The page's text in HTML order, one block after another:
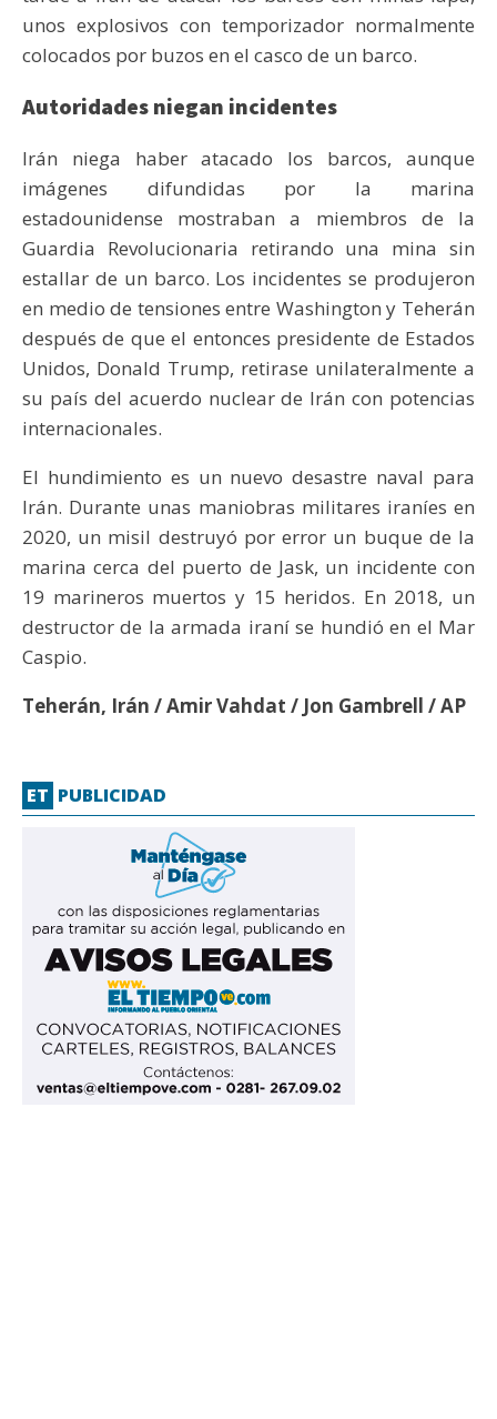
unos explosivos con temporizador normalmente
colocados por buzos en el casco de un barco.
Autoridades niegan incidentes
Irán niega haber atacado los barcos, aunque
imágenes difundidas por la marina
estadounidense mostraban a miembros de la
Guardia Revolucionaria retirando una mina sin
estallar de un barco. Los incidentes se produjeron
en medio de tensiones entre Washington y Teherán
después de que el entonces presidente de Estados
Unidos, Donald Trump, retirase unilateralmente a
su país del acuerdo nuclear de Irán con potencias
internacionales.
El hundimiento es un nuevo desastre naval para
Irán. Durante unas maniobras militares iraníes en
2020, un misil destruyó por error un buque de la
marina cerca del puerto de Jask, un incidente con
19 marineros muertos y 15 heridos. En 2018, un
destructor de la armada iraní se hundió en el Mar
Caspio.
Teherán, Irán / Amir Vahdat / Jon Gambrell / AP
ET PUBLICIDAD